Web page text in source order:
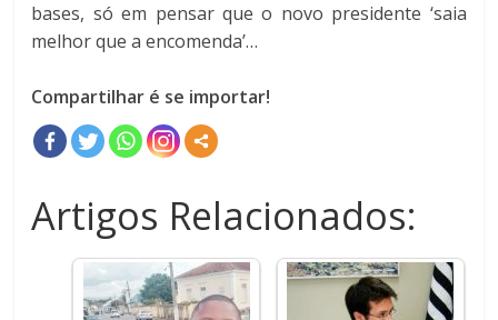
bases, só em pensar que o novo presidente ‘saia
melhor que a encomenda’…
Compartilhar é se importar!
Artigos Relacionados: